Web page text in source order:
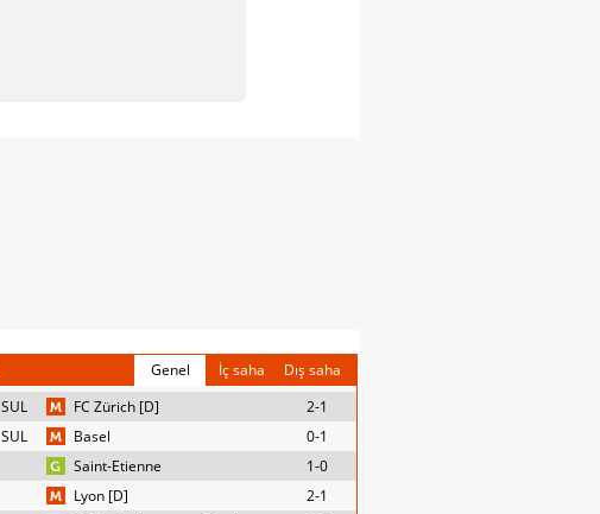
Genel İç saha
Dış saha
SUL FC Zürich [D]
2-1
SUL Basel
0-1
Saint-Etienne
1-0
Lyon [D]
2-1